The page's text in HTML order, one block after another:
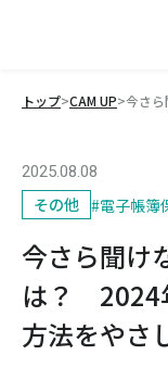
トップ>CAM UP>今さ
2025.08.08
その他 #電子帳簿
今さら聞け
は？ 2024
方法をやさ